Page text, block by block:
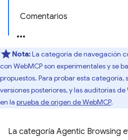
Comentarios
Nota:La categoría de navegación
con WebMCP son experimentales y se
propuestos. Para probar esta categoría,
versiones posteriores, y las auditorías
en la prueba de origen de WebMCP.
La categoría Agentic Browsing